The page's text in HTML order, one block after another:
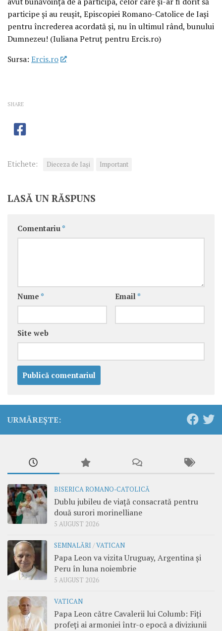
participe și au reușit, Episcopiei Romano-Catolice de Iași
pentru încrederea acordată și, nu în ultimul rând, bunului
Dumnezeu! (Iuliana Petruț pentru Ercis.ro)
Sursa: Ercis.ro
SHARE
Etichete: Dieceza de Iași Important
LASĂ UN RĂSPUNS
Comentariu *
Nume * Email *
Site web
URMĂREȘTE:
BISERICA ROMANO-CATOLICĂ
Dublu jubileu de viață consacrată pentru
două surori morinelliane
5 AUGUST 2026
SEMNALĂRI /VATICAN
Papa Leon va vizita Uruguay, Argentina și
Peru în luna noiembrie
5 AUGUST 2026
VATICAN
Papa Leon către Cavalerii lui Columb: Fiți
profeți ai armoniei într-o epocă a diviziunii